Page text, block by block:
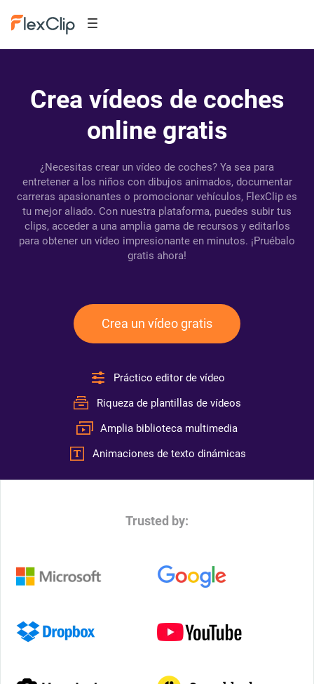
Crea vídeos de coches
online gratis
¿Necesitas crear un vídeo de coches? Ya sea para
entretener a los niños con dibujos animados, documentar
carreras apasionantes o promocionar vehículos, FlexClip es
tu mejor aliado. Con nuestra plataforma, puedes subir tus
clips, acceder a una amplia gama de recursos y editarlos
para obtener un vídeo impresionante en minutos. ¡Pruébalo
gratis ahora!
Crea un vídeo gratis
Práctico editor de vídeo
Riqueza de plantillas de vídeos
Amplia biblioteca multimedia
Animaciones de texto dinámicas
Trusted by: